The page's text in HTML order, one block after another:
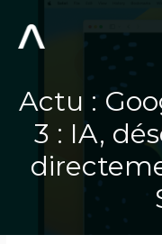
contenu
Actu :
3 : IA,